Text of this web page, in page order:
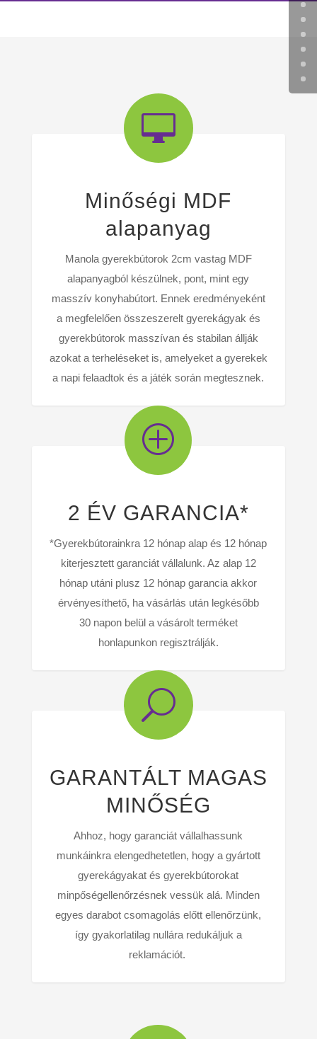

Minőségi MDF
alapanyag
Manola gyerekbútorok 2cm vastag MDF
alapanyagból készülnek, pont, mint egy
masszív konyhabútort. Ennek eredményeként
a megfelelően összeszerelt gyerekágyak és
gyerekbútorok masszívan és stabilan állják
azokat a terheléseket is, amelyeket a gyerekek
a napi felaadtok és a játék során megtesznek.
P
2 ÉV GARANCIA*
*Gyerekbútorainkra 12 hónap alap és 12 hónap
kiterjesztett garanciát vállalunk. Az alap 12
hónap utáni plusz 12 hónap garancia akkor
érvényesíthető, ha vásárlás után legkésőbb
30 napon belül a vásárolt terméket
honlapunkon regisztrálják.
U
GARANTÁLT MAGAS
MINŐSÉG
Ahhoz, hogy garanciát vállalhassunk
munkáinkra elengedhetetlen, hogy a gyártott
gyerekágyakat és gyerekbútorokat
minpőségellenőrzésnek vessük alá. Minden
egyes darabot csomagolás előtt ellenőrzünk,
így gyakorlatilag nullára redukáljuk a
reklamációt.